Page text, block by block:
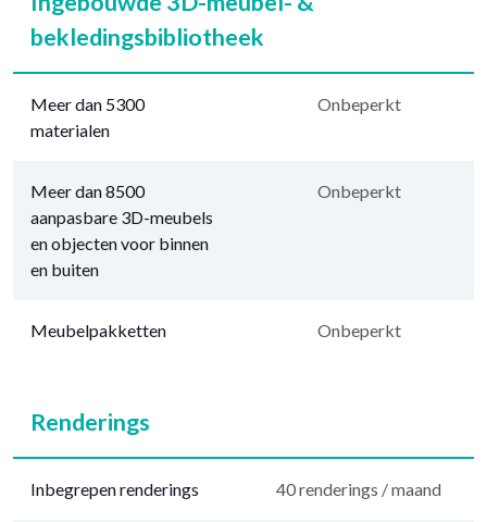
bekledingsbibliotheek
Meer dan 5300
materialen
Onbeperkt
Meer dan 8500
aanpasbare 3D-meubels
en objecten voor binnen
en buiten
Onbeperkt
Meubelpakketten Onbeperkt
Renderings
Inbegrepen renderings 40 renderings / maand